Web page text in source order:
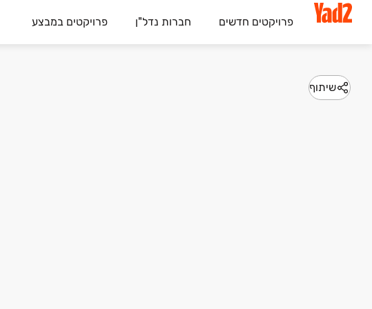
פרויקטים חדשים חברות נדל"ן פרויקטים במבצע
שיתוף